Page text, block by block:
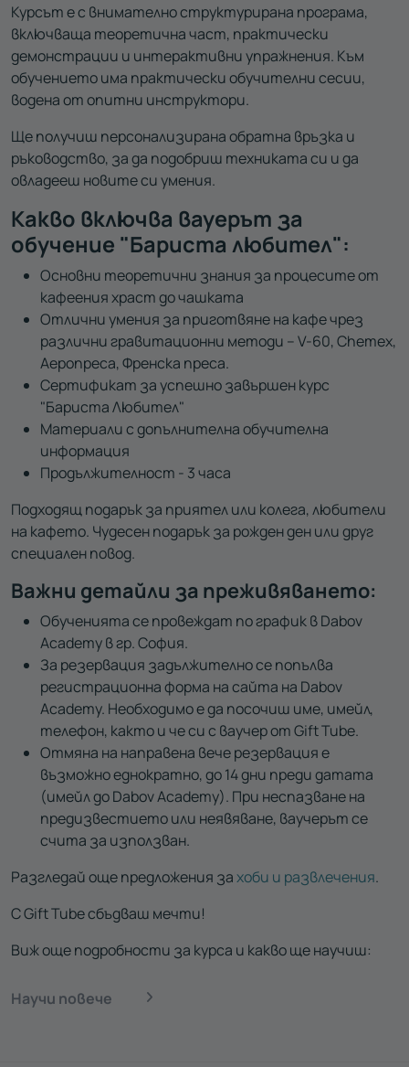
Курсът е с внимателно структурирана програма,
включваща теоретична част, практически
демонстрации и интерактивни упражнения. Към
обучението има практически обучителни сесии,
водена от опитни инструктори.
Ще получиш персонализирана обратна връзка и
ръководство, за да подобриш техниката си и да
овладееш новите си умения.
Какво включва вауерът за
обучение "Бариста любител":
Основни теоретични знания за процесите от
кафеения храст до чашката
Отлични умения за приготвяне на кафе чрез
различни гравитационни методи – V-60, Chemex,
Аеропреса, Френска преса.
Сертификат за успешно завършен курс
"Бариста Любител"
Материали с допълнителна обучителна
информация
Продължителност - 3 часа
Подходящ подарък за приятел или колега, любители
на кафето. Чудесен подарък за рожден ден или друг
специален повод.
Важни детайли за преживяването:
Обученията се провеждат по график в Dabov
Academy в гр. София.
За резервация задължително се попълва
регистрационна форма на сайта на Dabov
Academy. Необходимо е да посочиш име, имейл,
телефон, както и че си с ваучер от Gift Tube.
Отмяна на направена вече резервация е
възможно еднократно, до 14 дни преди датата
(имейл до Dabov Academy). При неспазване на
предизвестието или неявяване, ваучерът се
счита за използван.
Разгледай още предложения захоби и развлечения.
С Gift Tube сбъдваш мечти!
Виж още подробности за курса и какво ще научиш:
Научи повече